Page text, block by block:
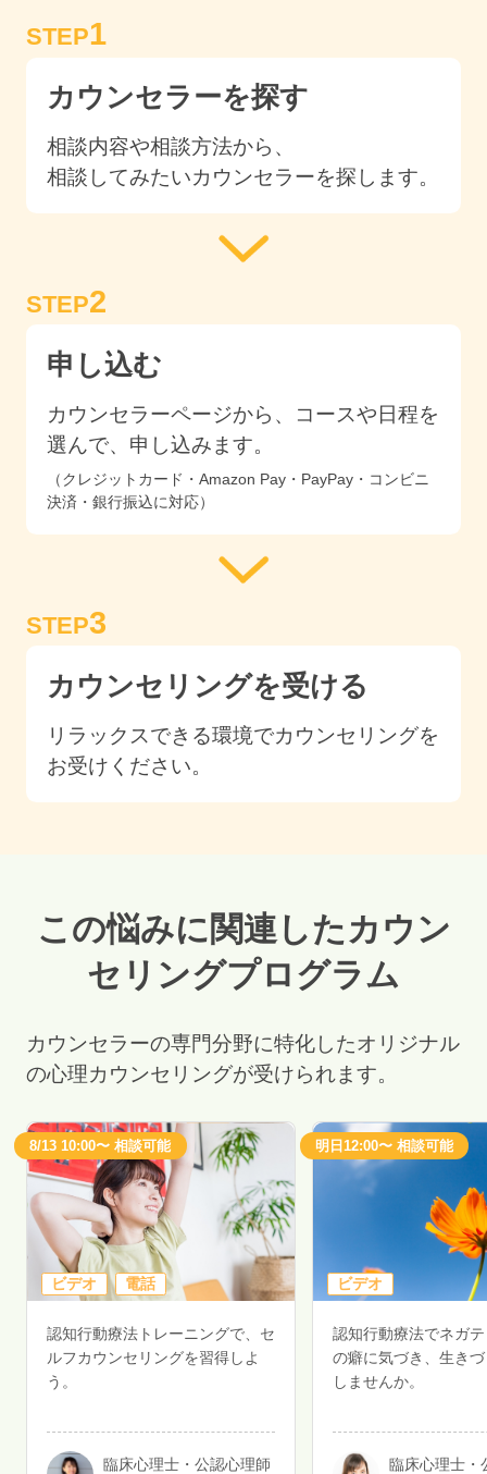
STEP1
カウンセラーを探す
相談内容や相談方法から、
相談してみたいカウンセラーを探します。
STEP2
申し込む
カウンセラーページから、コースや日程を
選んで、申し込みます。
（クレジットカード・Amazon Pay・PayPay・コンビニ
決済・銀行振込に対応）
STEP3
カウンセリングを受ける
リラックスできる環境でカウンセリングを
お受けください。
この悩みに関連したカウン
セリングプログラム
カウンセラーの専門分野に特化したオリジナル
の心理カウンセリングが受けられます。
8/13 10:00〜 相談可能
ビデオ 電話
認知行動療法トレーニングで、セ
ルフカウンセリングを習得しよ
う。
臨床心理士・公認心理師
明日12:00〜 相談可能
ビデオ
認知行動療法でネガ
の癖に気づき、生き
しませんか。
臨床心理士・